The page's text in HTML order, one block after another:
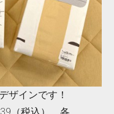
ザインです！